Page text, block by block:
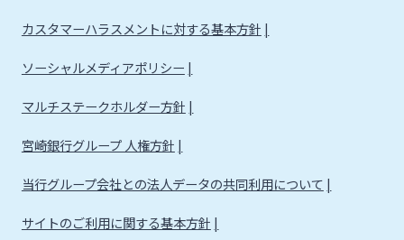
カスタマーハラスメントに対する基本方針
ソーシャルメディアポリシー
マルチステークホルダー方針
宮崎銀行グループ 人権方針
当行グループ会社との法人データの共同利用について
サイトのご利用に関する基本方針